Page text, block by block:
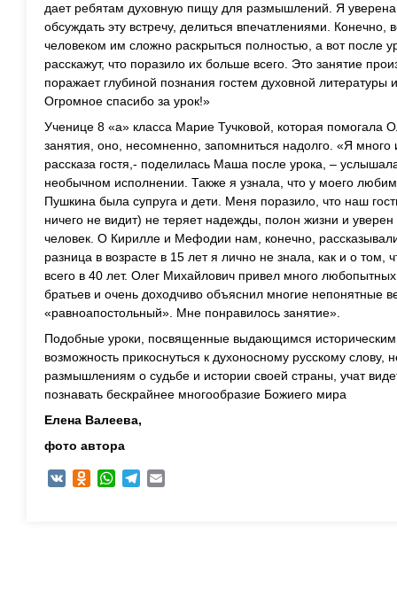
дает ребятам духовную пищу для размышлений. Я
обсуждать эту встречу, делиться впечатлениями.
человеком им сложно раскрыться полностью, а вот после
расскажут, что поразило их больше всего. Это занятие
поражает глубиной познания гостем духовной литературы
Огромное спасибо за урок!»
Ученице 8 «а» класса Марие Тучковой, которая помогала
занятия, оно, несомненно, запомниться надолго. «Я много
рассказа гостя,- поделилась Маша после урока, –
необычном исполнении. Также я узнала, что у моего
Пушкина была супруга и дети. Меня поразило, что наш
ничего не видит) не теряет надежды, полон жизни и
человек. О Кирилле и Мефодии нам, конечно,
разница в возрасте в 15 лет я лично не знала, как и о том,
всего в 40 лет. Олег Михайлович привел много
братьев и очень доходчиво объяснил многие непонятные
«равноапостольный». Мне понравилось занятие».
Подобные уроки, посвященные выдающимся
возможность прикоснуться к духоносному русскому
размышлениям о судьбе и истории своей страны, учат
познавать бескрайнее многообразие Божиего мира
Елена Валеева,
фото автора
VK Odnoklassniki
WhatsAppTelegram